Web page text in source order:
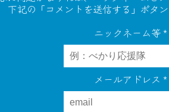
下記の「コメントを送信する」ボタ
ニックネーム等*
メールアドレス*